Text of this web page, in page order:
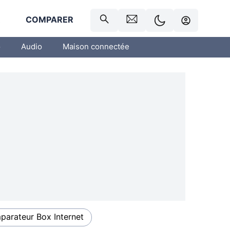
COMPARER
Audio Maison connectée
Box Internet